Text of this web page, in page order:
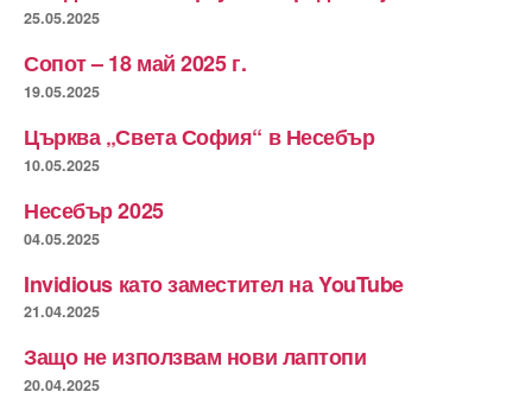
25.05.2025
Сопот – 18 май 2025 г.
19.05.2025
Църква „Света София“ в Несебър
10.05.2025
Несебър 2025
04.05.2025
Invidious като заместител на YouTube
21.04.2025
Защо не използвам нови лаптопи
20.04.2025